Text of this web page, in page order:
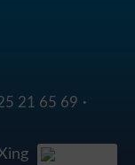
21 65 69